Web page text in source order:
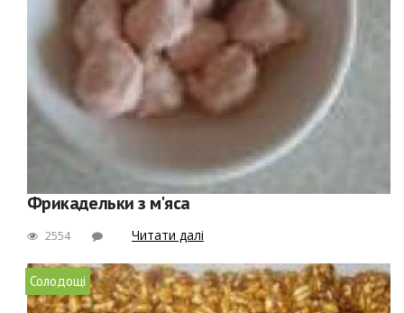
Фрикадельки з м'яса
2554 Читати далі
Солодощі